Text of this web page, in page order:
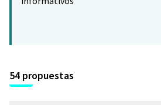
54 propuestas